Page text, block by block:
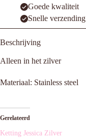
Goede kwaliteit
Snelle verzending
Beschrijving
Alleen in het zilver
Materiaal: Stainless steel
Gerelateerd
Ketting Jessica Zilver